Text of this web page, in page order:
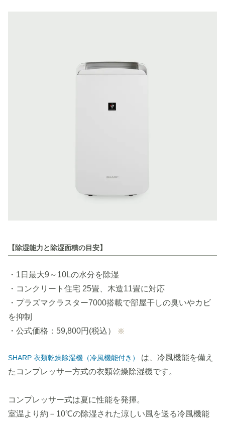
【除湿能力と除湿面積の目安】
・1日最大9～10Lの水分を除湿
・コンクリート住宅 25畳、木造11畳に対応
・プラズマクラスター7000搭載で部屋干しの臭いやカビ
を抑制
・公式価格：59,800円(税込）
※
SHARP 衣類乾燥除湿機（冷風機能付き）
は、冷風機能を備え
たコンプレッサー方式の衣類乾燥除湿機です。
コンプレッサー式は夏に性能を発揮。
室温より約－10℃の除湿された涼しい風を送る冷風機能